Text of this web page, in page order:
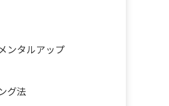
ンタルアップ
グ法